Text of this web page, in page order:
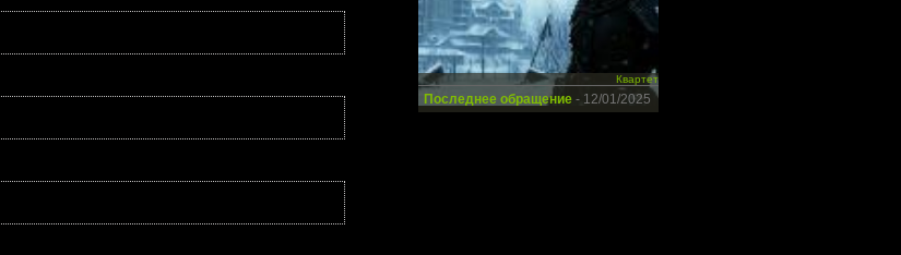
Квартет
Последнее обращение - 12/01/2025